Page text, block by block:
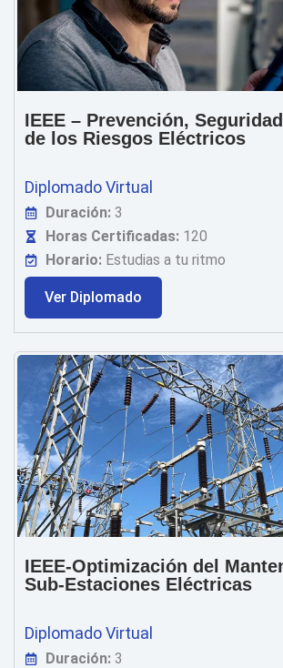
IEEE – Prevención,
de los Riesgos Eléctricos
Diplomado Virtual
Duración:3
Horas Certificadas:120
Horario:Estudias a tu ritmo
Ver Diplomado
IEEE-Optimización del
Sub-Estaciones Eléctricas
Diplomado Virtual
Duración:3